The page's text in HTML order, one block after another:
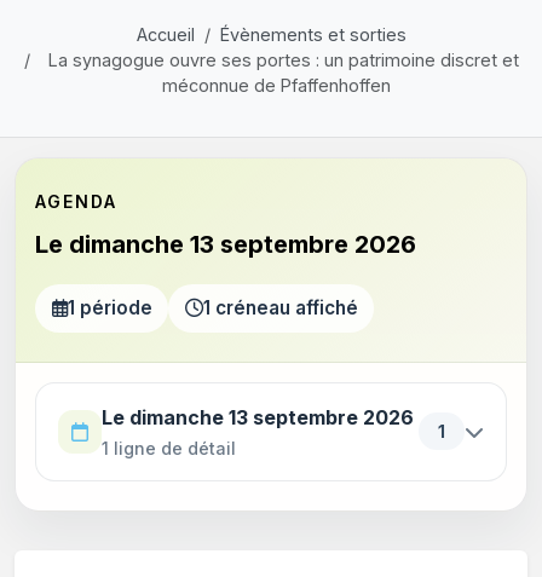
Accueil
Évènements et sorties
La synagogue ouvre ses portes : un patrimoine discret et
méconnue de Pfaffenhoffen
AGENDA
Le dimanche 13 septembre 2026
1 période 1 créneau affiché
Le dimanche 13 septembre 2026
1 ligne de détail
1